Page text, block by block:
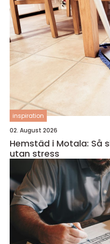
inspiration
02. August 2026
Hemstäd i Motala: Så
utan stress